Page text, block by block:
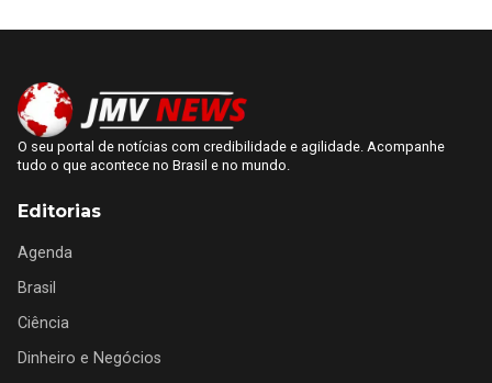
O seu portal de notícias com credibilidade e agilidade. Acompanhe
tudo o que acontece no Brasil e no mundo.
Editorias
Agenda
Brasil
Ciência
Dinheiro e Negócios